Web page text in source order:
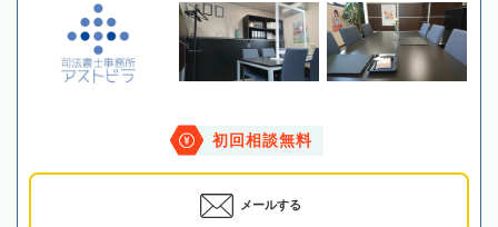
初回相談無料
メールする